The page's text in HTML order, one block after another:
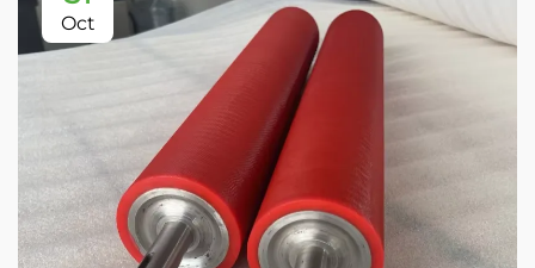
Oct